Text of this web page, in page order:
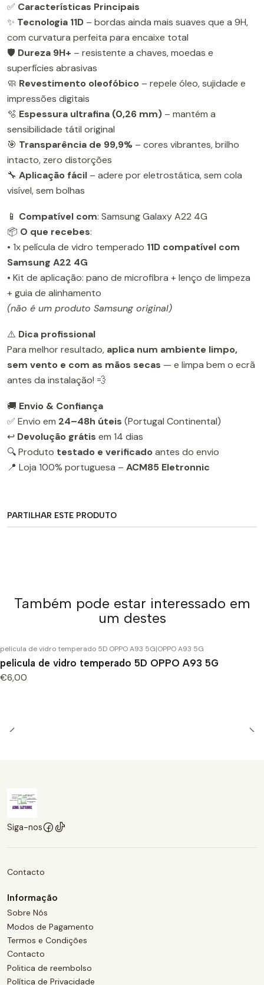
✅ Características Principais
✨ Tecnologia 11D – bordas ainda mais suaves que a 9H,
com curvatura perfeita para encaixe total
🛡️ Dureza 9H+ – resistente a chaves, moedas e
superfícies abrasivas
🧼 Revestimento oleofóbico – repele óleo, sujidade e
impressões digitais
🫧 Espessura ultrafina (0,26 mm) – mantém a
sensibilidade tátil original
🎯 Transparência de 99,9% – cores vibrantes, brilho
intacto, zero distorções
🔧 Aplicação fácil – adere por eletrostática, sem cola
visível, sem bolhas
📱 Compatível com: Samsung Galaxy A22 4G
📦 O que recebes:
• 1x película de vidro temperado 11D compatível com
Samsung A22 4G
• Kit de aplicação: pano de microfibra + lenço de limpeza
+ guia de alinhamento
(não é um produto Samsung original)
⚠️ Dica profissional
Para melhor resultado, aplica num ambiente limpo,
sem vento e com as mãos secas — e limpa bem o ecrã
antes da instalação! 💨
🚚 Envio & Confiança
✅ Envio em 24–48h úteis (Portugal Continental)
↩️ Devolução grátis em 14 dias
🔍 Produto testado e verificadoantes do envio
📍 Loja 100% portuguesa – ACM85 Eletronnic
PARTILHAR ESTE PRODUTO
Também pode estar interessado em
um destes
pelicula de vidro temperado 5D OPPO A93 5G|OPPO A93 5G
pelicula de vidro temperado 5D OPPO A93 5G
€6,00
Siga-nos
Contacto
Informação
Sobre Nós
Modos de Pagamento
Termos e Condições
Contacto
Politica de reembolso
Política de Privacidade